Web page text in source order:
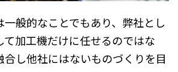
一般的なことでもあり、弊社とし
て加工機だけに任せるのではな
合し他社にはないものづくりを目